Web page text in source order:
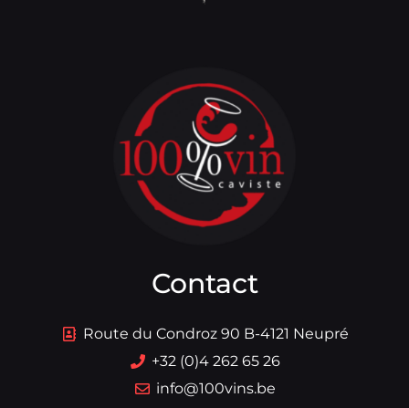
Contact
Route du Condroz 90 B-4121 Neupré
+32 (0)4 262 65 26
info@100vins.be